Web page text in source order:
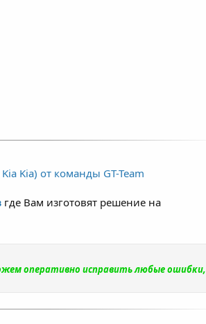
Kia) от команды GT-Team
где Вам изготовят решение на
оперативно исправить любые ошибки,